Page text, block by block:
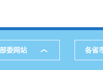
委网站 各省